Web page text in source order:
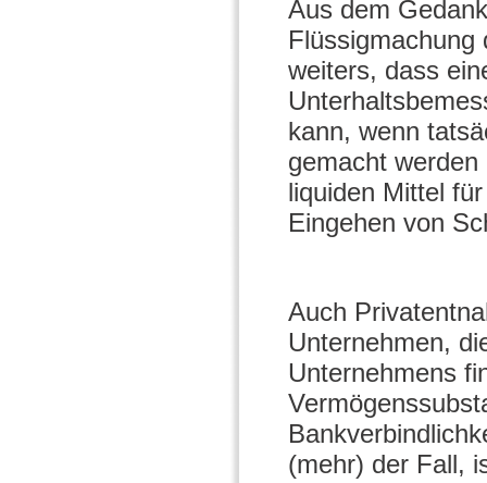
Aus dem
Flüssigmachung
weiters, dass
kann, wenn
gemacht
liquiden Mittel
Eingehen von
Auch
Unternehmen,
Unternehmens
(mehr) der Fall,